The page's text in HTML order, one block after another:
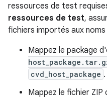
ressources de test
ressources de test,
fichiers importés aux
Mappez le package
cvd_host_package .
Mappez le fichier ZIP